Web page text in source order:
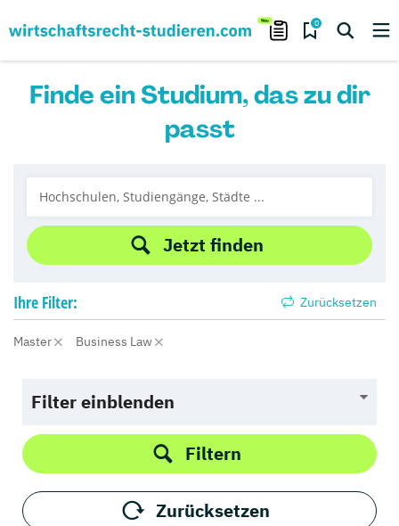
0
Finde ein Studium, das zu dir
passt
Jetzt finden
Ihre Filter: Zurücksetzen
Master Business Law
Filter einblenden
Filtern
Zurücksetzen